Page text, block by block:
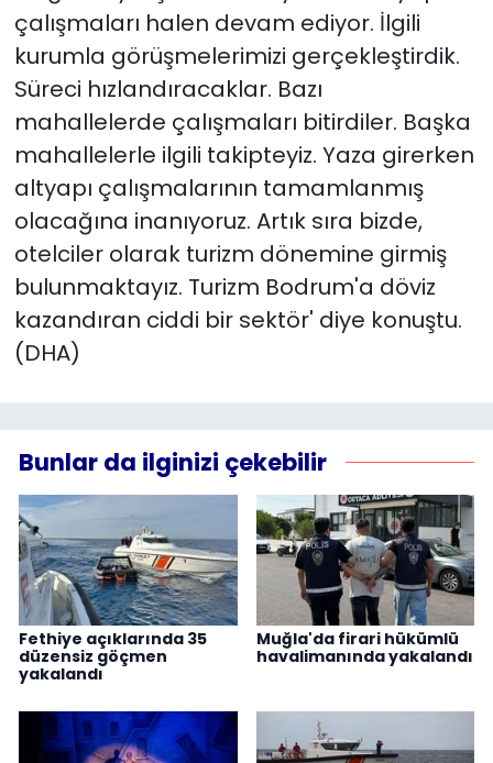
çalışmaları halen devam ediyor. İlgili
kurumla görüşmelerimizi gerçekleştirdik.
Süreci hızlandıracaklar. Bazı
mahallelerde çalışmaları bitirdiler. Başka
mahallelerle ilgili takipteyiz. Yaza girerken
altyapı çalışmalarının tamamlanmış
olacağına inanıyoruz. Artık sıra bizde,
otelciler olarak turizm dönemine girmiş
bulunmaktayız. Turizm Bodrum'a döviz
kazandıran ciddi bir sektör' diye konuştu.
(DHA)
Bunlar da ilginizi çekebilir
Fethiye açıklarında 35
düzensiz göçmen
yakalandı
Muğla'da firari hükümlü
havalimanında yakalandı